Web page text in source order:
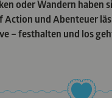
oder Wandern haben
und Abenteuer
– festhalten und los